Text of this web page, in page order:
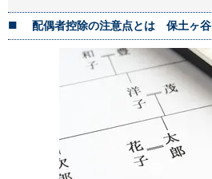
配偶者控除の注意点とは 保土ヶ谷